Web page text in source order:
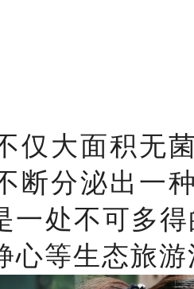
仅大面积无
断分泌出一
一处不可多
心等生态旅